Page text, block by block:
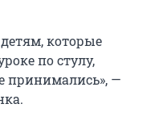
которые
по стулу,
принимались», —